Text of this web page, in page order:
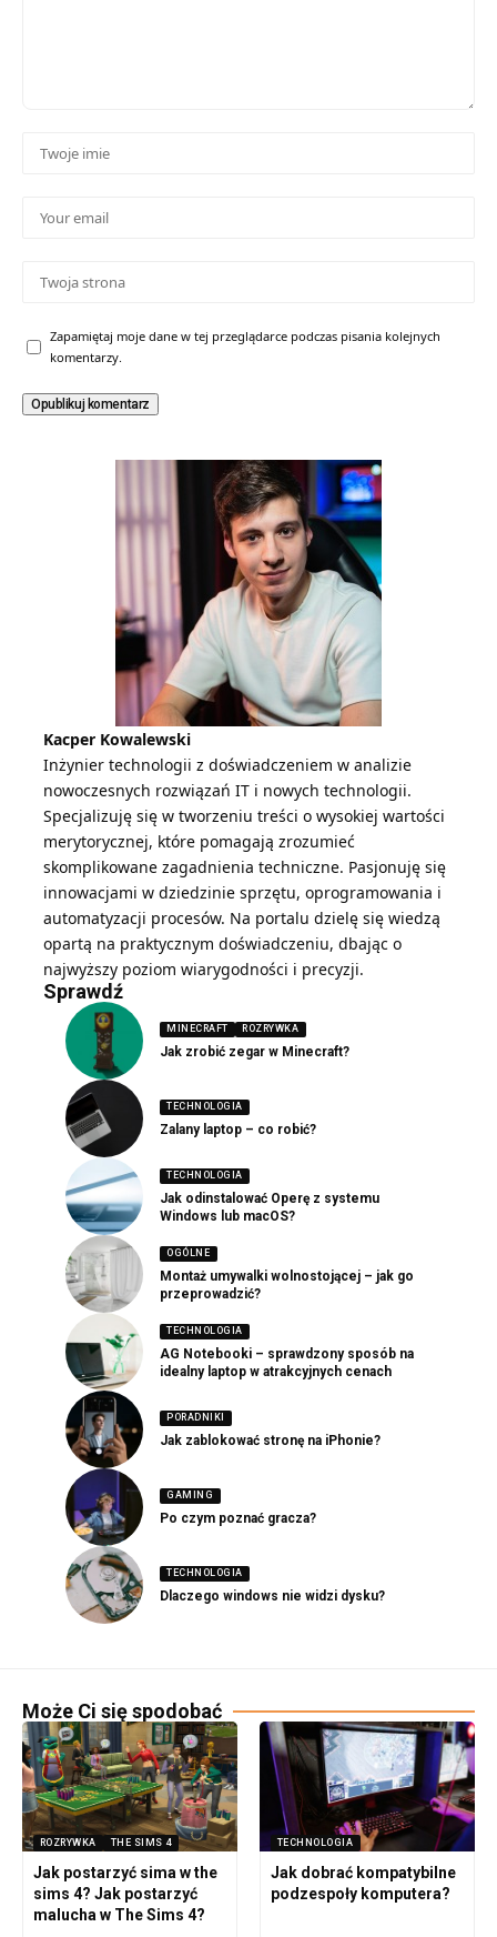
Zapamiętaj moje dane w tej przeglądarce podczas pisania kolejnych
komentarzy.
Kacper Kowalewski
Inżynier technologii z doświadczeniem w analizie
nowoczesnych rozwiązań IT i nowych technologii.
Specjalizuję się w tworzeniu treści o wysokiej wartości
merytorycznej, które pomagają zrozumieć
skomplikowane zagadnienia techniczne. Pasjonuję się
innowacjami w dziedzinie sprzętu, oprogramowania i
automatyzacji procesów. Na portalu dzielę się wiedzą
opartą na praktycznym doświadczeniu, dbając o
najwyższy poziom wiarygodności i precyzji.
Sprawdź
MINECRAFT ROZRYWKA
Jak zrobić zegar w Minecraft?
TECHNOLOGIA
Zalany laptop – co robić?
TECHNOLOGIA
Jak odinstalować Operę z systemu
Windows lub macOS?
OGÓLNE
Montaż umywalki wolnostojącej – jak go
przeprowadzić?
TECHNOLOGIA
AG Notebooki – sprawdzony sposób na
idealny laptop w atrakcyjnych cenach
PORADNIKI
Jak zablokować stronę na iPhonie?
GAMING
Po czym poznać gracza?
TECHNOLOGIA
Dlaczego windows nie widzi dysku?
Może Ci się spodobać
ROZRYWKA THE SIMS 4
Jak postarzyć sima w the
sims 4? Jak postarzyć
malucha w The Sims 4?
TECHNOLOGIA
Jak dobrać kompatybilne
podzespoły komputera?